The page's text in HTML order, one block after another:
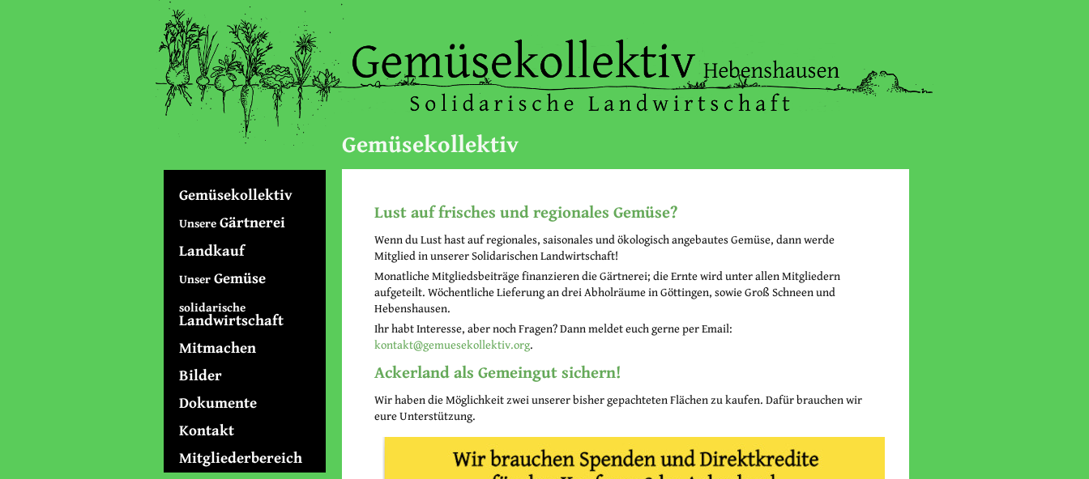
Gemüsekollektiv
Unsere Gärtnerei
Landkauf
Unser Gemüse
solidarische
Landwirtschaft
Mitmachen
Bilder
Dokumente
Kontakt
Mitgliederbereich
Gemüsekollektiv
Lust auf frisches und regionales Gemüse?
Wenn du Lust hast auf regionales, saisonales und ökologisch angebautes Gemüse, dann werde
Mitglied in unserer Solidarischen Landwirtschaft!
Monatliche Mitgliedsbeiträge finanzieren die Gärtnerei; die Ernte wird unter allen Mitgliedern
aufgeteilt. Wöchentliche Lieferung an drei Abholräume in Göttingen, sowie Groß Schneen und
Hebenshausen.
Ihr habt Interesse, aber noch Fragen? Dann meldet euch gerne per Email:
kontakt@gemuesekollektiv.org.
Ackerland als Gemeingut sichern!
Wir haben die Möglichkeit zwei unserer bisher gepachteten Flächen zu kaufen. Dafür brauchen wir
eure Unterstützung.